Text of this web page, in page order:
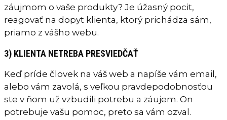
záujmom o vaše produkty? Je úžasný pocit,
reagovať na dopyt klienta, ktorý prichádza sám,
priamo z vášho webu.
3) KLIENTA NETREBA PRESVIEDČAŤ
Keď príde človek na váš web a napíše vám email,
alebo vám zavolá, s veľkou pravdepodobnosťou
ste v ňom už vzbudili potrebu a záujem. On
potrebuje vašu pomoc, preto sa vám ozval.